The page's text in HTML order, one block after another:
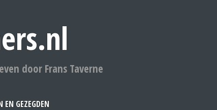
door Frans Taverne
EN GEZEGDEN